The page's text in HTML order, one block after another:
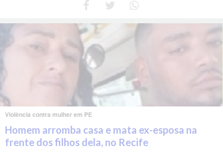
Violência contra mulher em PE
Homem arromba casa e mata ex-esposa na
frente dos filhos dela, no Recife